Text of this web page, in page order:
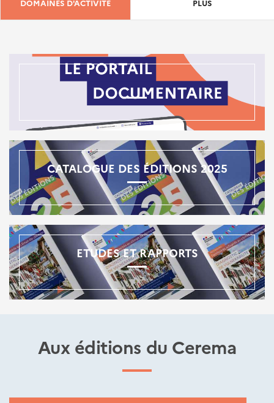
DOMAINES D'ACTIVITÉ PLUS
CATALOGUE DES ÉDITIONS 2025
ETUDES ET RAPPORTS
Aux éditions du Cerema